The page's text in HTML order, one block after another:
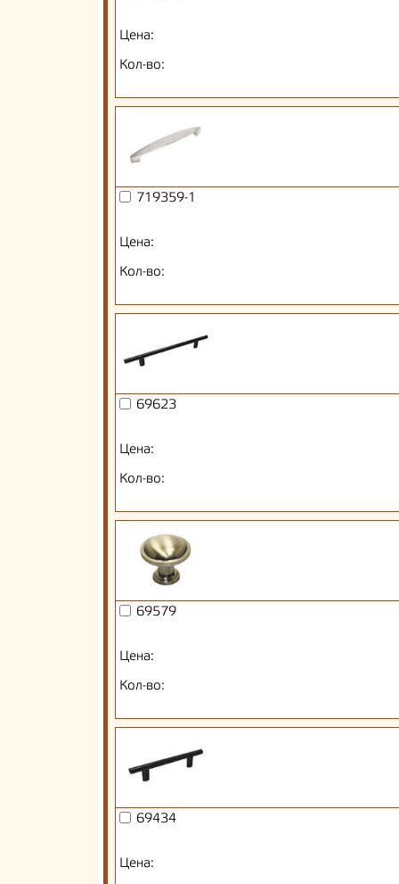
Цена:
Кол-во:
719359-1
Цена:
Кол-во:
69623
Цена:
Кол-во:
69579
Цена:
Кол-во:
69434
Цена: